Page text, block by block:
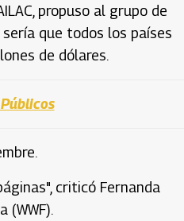
propuso al grupo de
que todos los países
de dólares.
criticó Fernanda